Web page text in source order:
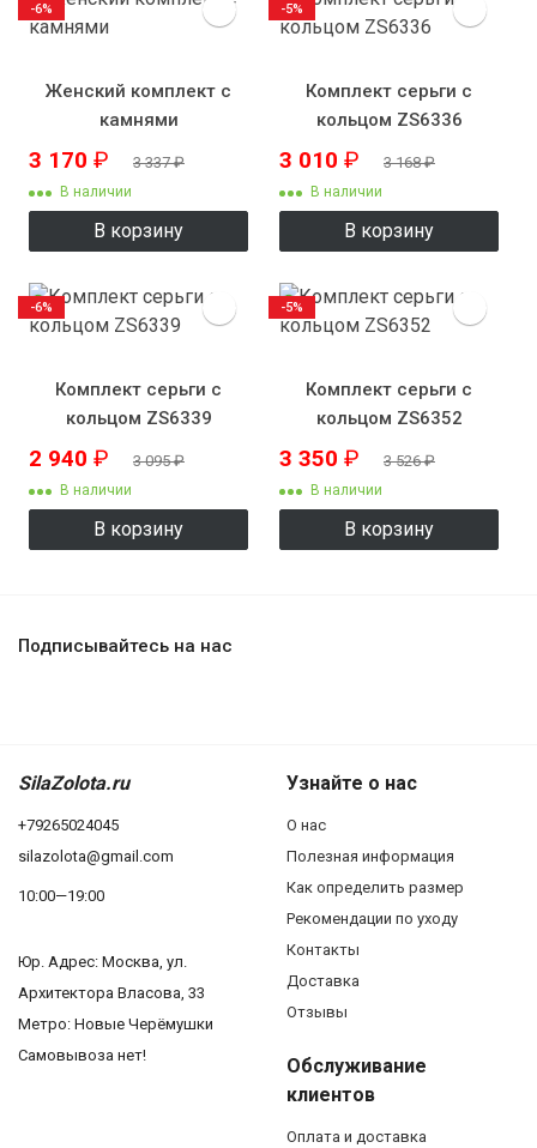
Женский комплект с
камнями
3 170 ₽ 3 337₽
В наличии
В корзину
-6%
Комплект серьги с
кольцом ZS6336
3 010 ₽ 3 168₽
В наличии
В корзину
-5%
Комплект серьги с
кольцом ZS6339
2 940 ₽ 3 095₽
В наличии
В корзину
-6%
Комплект серьги с
кольцом ZS6352
3 350 ₽ 3 526₽
В наличии
В корзину
-5%
Подписывайтесь на нас
SilaZolota.ru
+79265024045
silazolota@gmail.com
10:00—19:00
Юр. Адреc: Москва, ул.
Архитектора Власова, 33
Метро: Новые Черёмушки
Самовывоза нет!
Узнайте о нас
О нас
Полезная информация
Как определить размер
Рекомендации по уходу
Контакты
Доставка
Отзывы
Обслуживание
клиентов
Оплата и доставка